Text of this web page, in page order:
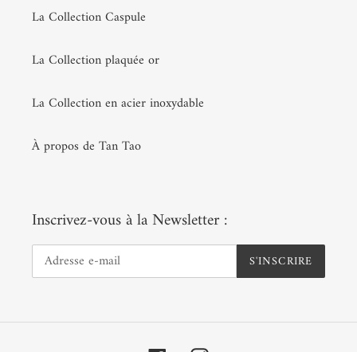
La Collection Caspule
La Collection plaquée or
La Collection en acier inoxydable
À propos de Tan Tao
Inscrivez-vous à la Newsletter :
S'INSCRIRE